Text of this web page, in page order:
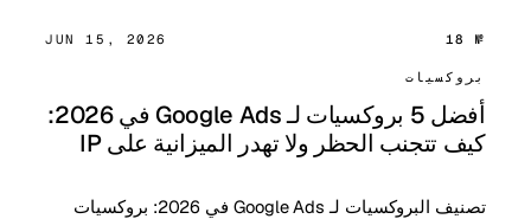
№ 18
JUN 15, 2026
بروكسيات
أفضل 5 بروكسيات لـ Google Ads في 2026:
كيف تتجنب الحظر ولا تهدر الميزانية على IP
تصنيف البروكسيات لـ Google Ads في 2026: بروكسيات